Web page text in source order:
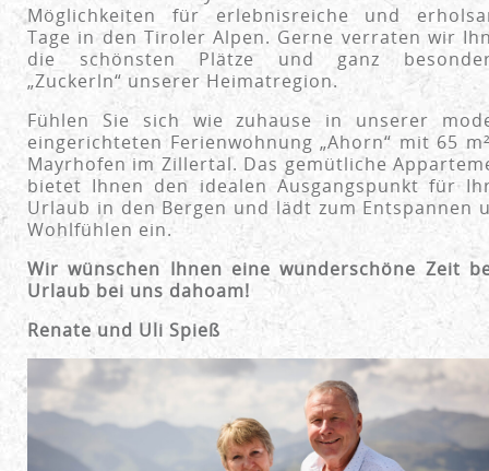
Möglichkeiten für erlebnisreiche und
Tage in den Tiroler Alpen. Gerne verraten wir
die schönsten Plätze und ganz
„Zuckerln“ unserer Heimatregion.
Fühlen Sie sich wie zuhause in unserer
eingerichteten Ferienwohnung „Ahorn“ mit 65
Mayrhofen im Zillertal. Das gemütliche
bietet Ihnen den idealen Ausgangspunkt für
Urlaub in den Bergen und lädt zum Entspannen
Wohlfühlen ein.
Wir wünschen Ihnen eine wunderschöne Zeit
Urlaub bei uns dahoam!
Renate und Uli Spieß